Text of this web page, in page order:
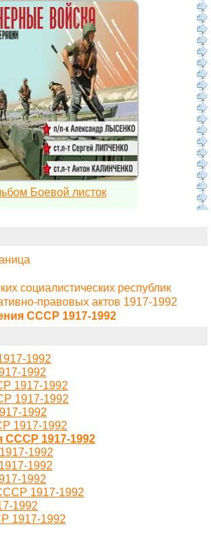
Боевой листок
социалистических республик
правовых актов 1917-1992
СССР 1917-1992
1992
1992
1917-1992
1917-1992
1992
1917-1992
СССР 1917-1992
1992
1992
1992
1917-1992
1992
1917-1992